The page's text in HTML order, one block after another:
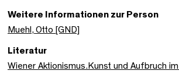
Weitere Informationen zur Person
Muehl, Otto [GND]
Literatur
Wiener Aktionismus.Kunst und Aufbruch